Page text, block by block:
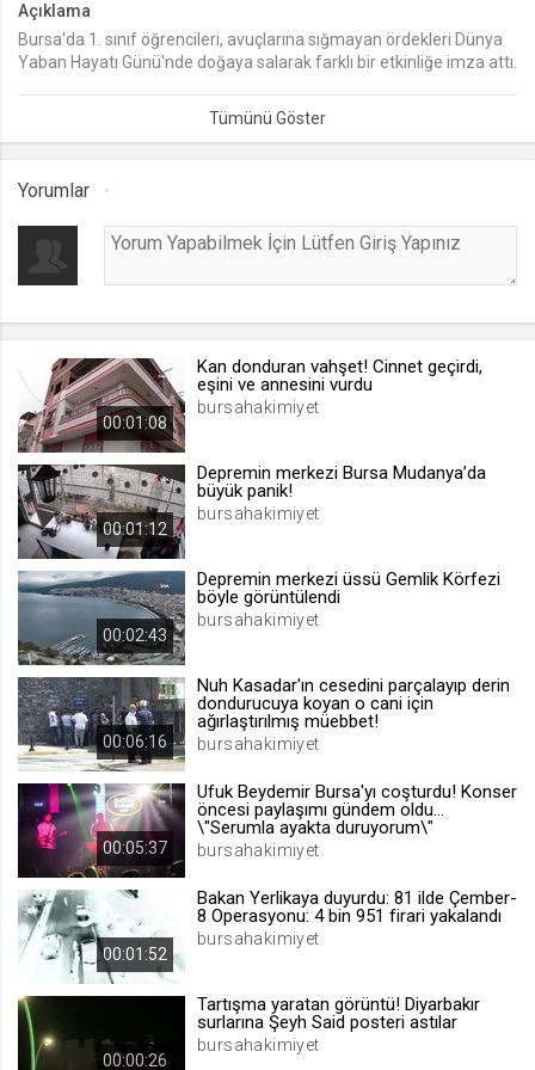
lang
.web.tv
Seçilen dil tercihini tutmak
.web.tv
[hash]
.web.tv
Site içeriği önerme
1 yıl
voteLike*
.web.tv
İsimsiz ziyaretçi için site içeriği
1 ay
.web.tv
İsimsiz ziyaretçi için site içeriği
Açıklama
Bursa'da 1. sınıf öğrencileri, avuçlarına sığmayan ördekleri Dünya
Yaban Hayatı Günü'nde doğaya salarak farklı bir etkinliğe imza attı.
Yorumlar
00:01:08
Kan donduran vahşet! Cinnet geçirdi,
eşini ve annesini vurdu
bursahakimiyet
00:01:12
Depremin merkezi Bursa Mudanya’da
büyük panik!
bursahakimiyet
00:02:43
Depremin merkezi üssü Gemlik Körfezi
böyle görüntülendi
bursahakimiyet
00:06:16
Nuh Kasadar'ın cesedini parçalayıp derin
dondurucuya koyan o cani için
ağırlaştırılmış müebbet!
bursahakimiyet
00:05:37
Ufuk Beydemir Bursa'yı coşturdu! Konser
öncesi paylaşımı gündem oldu...
\"Serumla ayakta duruyorum\"
bursahakimiyet
00:01:52
Bakan Yerlikaya duyurdu: 81 ilde Çember-
8 Operasyonu: 4 bin 951 firari yakalandı
bursahakimiyet
00:00:26
Tartışma yaratan görüntü! Diyarbakır
surlarına Şeyh Said posteri astılar
bursahakimiyet